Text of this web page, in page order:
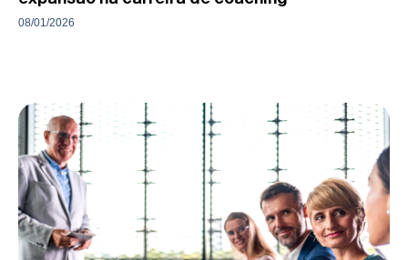
08/01/2026